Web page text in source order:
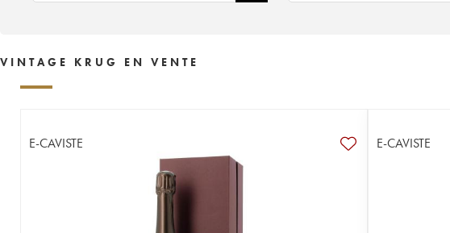
VINTAGE KRUG EN VENTE
E-CAVISTE E-CAVISTE